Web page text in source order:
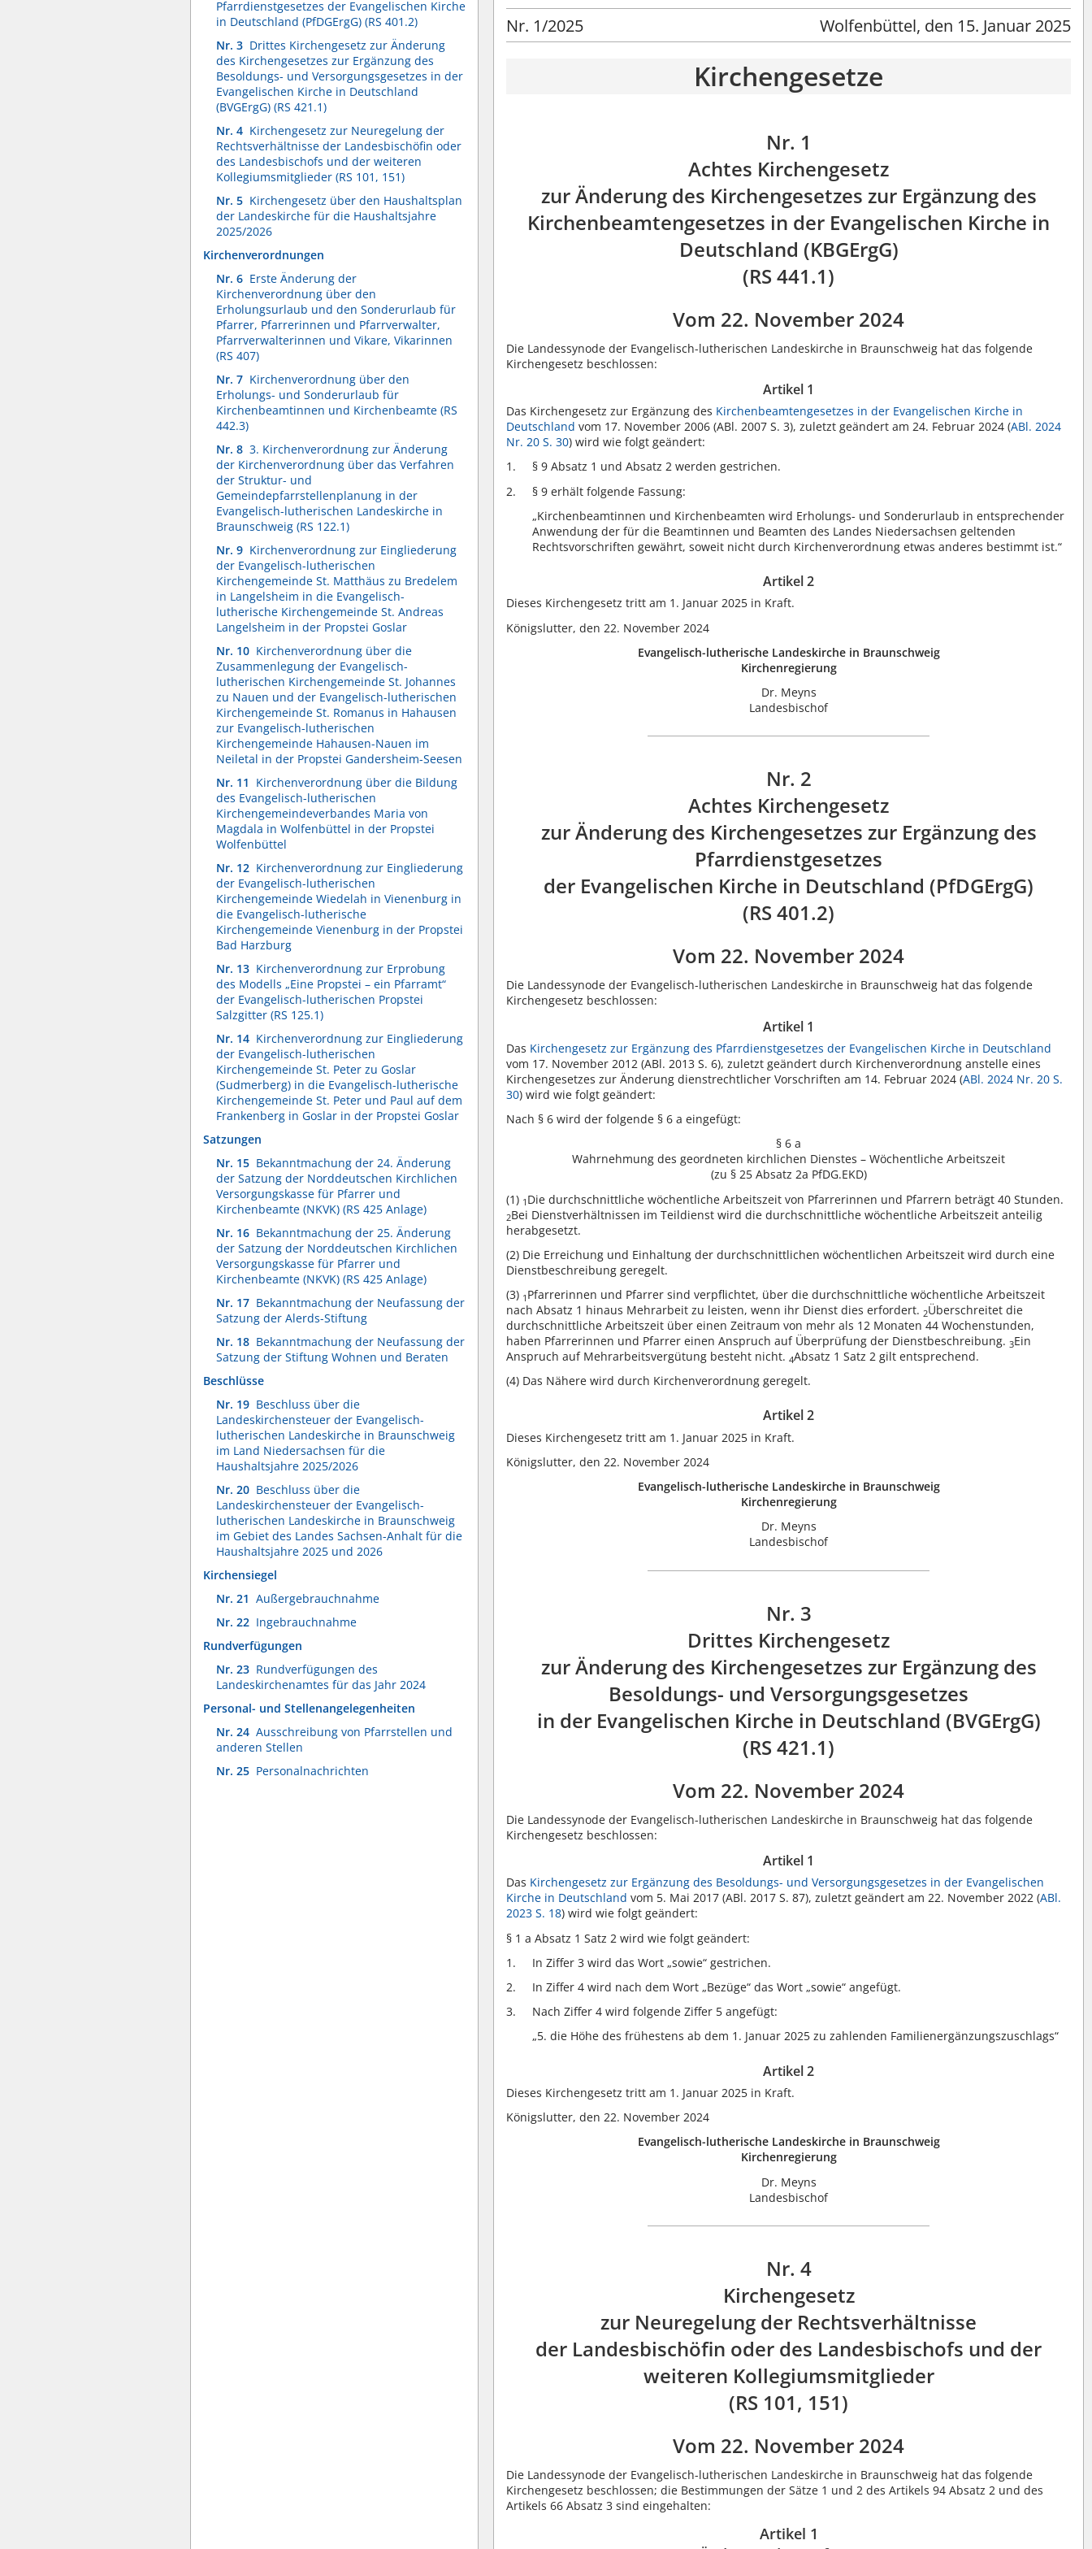
Pfarrdienstgesetzes der Evangelischen Kirche
in Deutschland (PfDGErgG) (RS 401.2)
Nr. 3 Drittes Kirchengesetz zur Änderung
des Kirchengesetzes zur Ergänzung des
Besoldungs- und Versorgungsgesetzes in der
Evangelischen Kirche in Deutschland
(BVGErgG) (RS 421.1)
Nr. 4 Kirchengesetz zur Neuregelung der
Rechtsverhältnisse der Landesbischöfin oder
des Landesbischofs und der weiteren
Kollegiumsmitglieder (RS 101, 151)
Nr. 5 Kirchengesetz über den Haushaltsplan
der Landeskirche für die Haushaltsjahre
2025/2026
Kirchenverordnungen
Nr. 6 Erste Änderung der
Kirchenverordnung über den
Erholungsurlaub und den Sonderurlaub für
Pfarrer, Pfarrerinnen und Pfarrverwalter,
Pfarrverwalterinnen und Vikare, Vikarinnen
(RS 407)
Nr. 7 Kirchenverordnung über den
Erholungs- und Sonderurlaub für
Kirchenbeamtinnen und Kirchenbeamte (RS
442.3)
Nr. 8 3. Kirchenverordnung zur Änderung
der Kirchenverordnung über das Verfahren
der Struktur- und
Gemeindepfarrstellenplanung in der
Evangelisch-lutherischen Landeskirche in
Braunschweig (RS 122.1)
Nr. 9 Kirchenverordnung zur Eingliederung
der Evangelisch-lutherischen
Kirchengemeinde St. Matthäus zu Bredelem
in Langelsheim in die Evangelisch-
lutherische Kirchengemeinde St. Andreas
Langelsheim in der Propstei Goslar
Nr. 10 Kirchenverordnung über die
Zusammenlegung der Evangelisch-
lutherischen Kirchengemeinde St. Johannes
zu Nauen und der Evangelisch-lutherischen
Kirchengemeinde St. Romanus in Hahausen
zur Evangelisch-lutherischen
Kirchengemeinde Hahausen-Nauen im
Neiletal in der Propstei Gandersheim-Seesen
Nr. 11 Kirchenverordnung über die Bildung
des Evangelisch-lutherischen
Kirchengemeindeverbandes Maria von
Magdala in Wolfenbüttel in der Propstei
Wolfenbüttel
Nr. 12 Kirchenverordnung zur Eingliederung
der Evangelisch-lutherischen
Kirchengemeinde Wiedelah in Vienenburg in
die Evangelisch-lutherische
Kirchengemeinde Vienenburg in der Propstei
Bad Harzburg
Nr. 13 Kirchenverordnung zur Erprobung
des Modells „Eine Propstei – ein Pfarramt“
der Evangelisch-lutherischen Propstei
Salzgitter (RS 125.1)
Nr. 14 Kirchenverordnung zur Eingliederung
der Evangelisch-lutherischen
Kirchengemeinde St. Peter zu Goslar
(Sudmerberg) in die Evangelisch-lutherische
Kirchengemeinde St. Peter und Paul auf dem
Frankenberg in Goslar in der Propstei Goslar
Satzungen
Nr. 15 Bekanntmachung der 24. Änderung
der Satzung der Norddeutschen Kirchlichen
Versorgungskasse für Pfarrer und
Kirchenbeamte (NKVK) (RS 425 Anlage)
Nr. 16 Bekanntmachung der 25. Änderung
der Satzung der Norddeutschen Kirchlichen
Versorgungskasse für Pfarrer und
Kirchenbeamte (NKVK) (RS 425 Anlage)
Nr. 17 Bekanntmachung der Neufassung der
Satzung der Alerds-Stiftung
Nr. 18 Bekanntmachung der Neufassung der
Satzung der Stiftung Wohnen und Beraten
Beschlüsse
Nr. 19 Beschluss über die
Landeskirchensteuer der Evangelisch-
lutherischen Landeskirche in Braunschweig
im Land Niedersachsen für die
Haushaltsjahre 2025/2026
Nr. 20 Beschluss über die
Landeskirchensteuer der Evangelisch-
lutherischen Landeskirche in Braunschweig
im Gebiet des Landes Sachsen-Anhalt für die
Haushaltsjahre 2025 und 2026
Kirchensiegel
Nr. 21 Außergebrauchnahme
Nr. 22 Ingebrauchnahme
Rundverfügungen
Nr. 23 Rundverfügungen des
Landeskirchenamtes für das Jahr 2024
Personal- und Stellenangelegenheiten
Nr. 24 Ausschreibung von Pfarrstellen und
anderen Stellen
Nr. 25 Personalnachrichten
Nr. 1/2025 Wolfenbüttel, den 15. Januar 2025
Kirchengesetze
Nr. 1
Achtes Kirchengesetz
zur Änderung des Kirchengesetzes zur Ergänzung des
Kirchenbeamtengesetzes in der Evangelischen Kirche in
Deutschland (KBGErgG)
(RS 441.1)
Vom 22. November 2024
Die Landessynode der Evangelisch-lutherischen Landeskirche in Braunschweig hat das folgende
Kirchengesetz beschlossen:
Artikel 1
Das Kirchengesetz zur Ergänzung des Kirchenbeamtengesetzes in der Evangelischen Kirche in
Deutschland vom 17. November 2006 (ABl. 2007 S. 3), zuletzt geändert am 24. Februar 2024 (ABl. 2024
Nr. 20 S. 30) wird wie folgt geändert:
§ 9 Absatz 1 und Absatz 2 werden gestrichen.
§ 9 erhält folgende Fassung:
„Kirchenbeamtinnen und Kirchenbeamten wird Erholungs- und Sonderurlaub in entsprechender
Anwendung der für die Beamtinnen und Beamten des Landes Niedersachsen geltenden
Rechtsvorschriften gewährt, soweit nicht durch Kirchenverordnung etwas anderes bestimmt ist.“
Artikel 2
Dieses Kirchengesetz tritt am 1. Januar 2025 in Kraft.
Königslutter, den 22. November 2024
Evangelisch-lutherische Landeskirche in Braunschweig
Kirchenregierung
Dr. Meyns
Landesbischof
Nr. 2
Achtes Kirchengesetz
zur Änderung des Kirchengesetzes zur Ergänzung des
Pfarrdienstgesetzes
der Evangelischen Kirche in Deutschland (PfDGErgG)
(RS 401.2)
Vom 22. November 2024
Die Landessynode der Evangelisch-lutherischen Landeskirche in Braunschweig hat das folgende
Kirchengesetz beschlossen:
Artikel 1
Das Kirchengesetz zur Ergänzung des Pfarrdienstgesetzes der Evangelischen Kirche in Deutschland
vom 17. November 2012 (ABl. 2013 S. 6), zuletzt geändert durch Kirchenverordnung anstelle eines
Kirchengesetzes zur Änderung dienstrechtlicher Vorschriften am 14. Februar 2024 (ABl. 2024 Nr. 20 S.
30) wird wie folgt geändert:
Nach § 6 wird der folgende § 6 a eingefügt:
§ 6 a
Wahrnehmung des geordneten kirchlichen Dienstes – Wöchentliche Arbeitszeit
(zu § 25 Absatz 2a PfDG.EKD)
(1) 1 Die durchschnittliche wöchentliche Arbeitszeit von Pfarrerinnen und Pfarrern beträgt 40 Stunden.
2Bei Dienstverhältnissen im Teildienst wird die durchschnittliche wöchentliche Arbeitszeit anteilig
herabgesetzt.
(2) Die Erreichung und Einhaltung der durchschnittlichen wöchentlichen Arbeitszeit wird durch eine
Dienstbeschreibung geregelt.
(3) 1 Pfarrerinnen und Pfarrer sind verpflichtet, über die durchschnittliche wöchentliche Arbeitszeit
nach Absatz 1 hinaus Mehrarbeit zu leisten, wenn ihr Dienst dies erfordert. 2Überschreitet die
durchschnittliche Arbeitszeit über einen Zeitraum von mehr als 12 Monaten 44 Wochenstunden,
haben Pfarrerinnen und Pfarrer einen Anspruch auf Überprüfung der Dienstbeschreibung.3Ein
Anspruch auf Mehrarbeitsvergütung besteht nicht.4Absatz 1 Satz 2 gilt entsprechend.
(4) Das Nähere wird durch Kirchenverordnung geregelt.
Artikel 2
Dieses Kirchengesetz tritt am 1. Januar 2025 in Kraft.
Königslutter, den 22. November 2024
Evangelisch-lutherische Landeskirche in Braunschweig
Kirchenregierung
Dr. Meyns
Landesbischof
Nr. 3
Drittes Kirchengesetz
zur Änderung des Kirchengesetzes zur Ergänzung des
Besoldungs- und Versorgungsgesetzes
in der Evangelischen Kirche in Deutschland (BVGErgG)
(RS 421.1)
Vom 22. November 2024
Die Landessynode der Evangelisch-lutherischen Landeskirche in Braunschweig hat das folgende
Kirchengesetz beschlossen:
Artikel 1
Das Kirchengesetz zur Ergänzung des Besoldungs- und Versorgungsgesetzes in der Evangelischen
Kirche in Deutschland vom 5. Mai 2017 (ABl. 2017 S. 87), zuletzt geändert am 22. November 2022 (ABl.
2023 S. 18) wird wie folgt geändert:
§ 1 a Absatz 1 Satz 2 wird wie folgt geändert:
In Ziffer 3 wird das Wort „sowie“ gestrichen.
In Ziffer 4 wird nach dem Wort „Bezüge“ das Wort „sowie“ angefügt.
Nach Ziffer 4 wird folgende Ziffer 5 angefügt:
„5. die Höhe des frühestens ab dem 1. Januar 2025 zu zahlenden Familienergänzungszuschlags“
Artikel 2
Dieses Kirchengesetz tritt am 1. Januar 2025 in Kraft.
Königslutter, den 22. November 2024
Evangelisch-lutherische Landeskirche in Braunschweig
Kirchenregierung
Dr. Meyns
Landesbischof
Nr. 4
Kirchengesetz
zur Neuregelung der Rechtsverhältnisse
der Landesbischöfin oder des Landesbischofs und der
weiteren Kollegiumsmitglieder
(RS 101, 151)
Vom 22. November 2024
Die Landessynode der Evangelisch-lutherischen Landeskirche in Braunschweig hat das folgende
Kirchengesetz beschlossen; die Bestimmungen der Sätze 1 und 2 des Artikels 94 Absatz 2 und des
Artikels 66 Absatz 3 sind eingehalten:
Artikel 1